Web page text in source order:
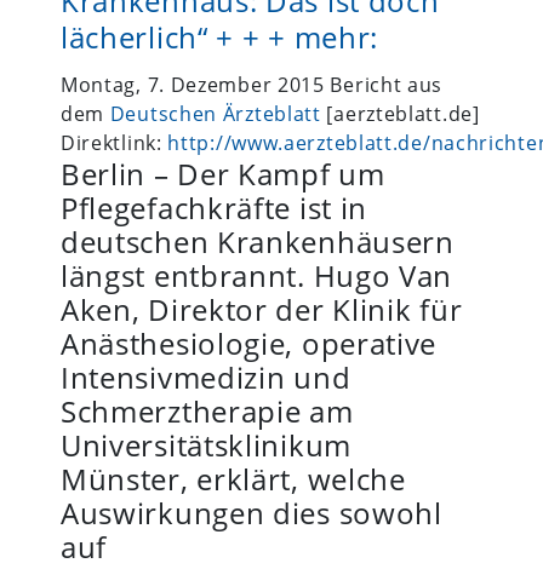
lächerlich“ + + + mehr:
Montag, 7. Dezember 2015 Bericht aus
dem Deutschen Ärzteblatt [aerzteblatt.de]
Direktlink: http://www.aerzteblatt.de/
Berlin – Der Kampf um
Pflegefachkräfte ist in
deutschen Krankenhäusern
längst entbrannt. Hugo Van
Aken, Direktor der Klinik für
Anästhesiologie, operative
Intensivmedizin und
Schmerztherapie am
Universitätsklinikum
Münster, erklärt, welche
Auswirkungen dies sowohl
auf